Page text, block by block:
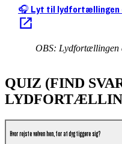
🎧 Lyt til lydfortællingen
OBS: Lydfortællingen
QUIZ (FIND
Hvor rejste vølven hen, for at dygtiggøre sig?